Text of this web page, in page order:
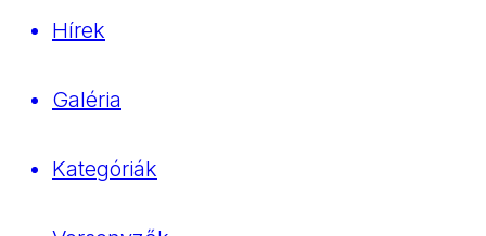
Hírek
Galéria
Kategóriák